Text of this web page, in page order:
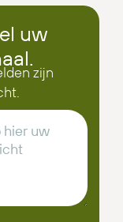
uw
zijn